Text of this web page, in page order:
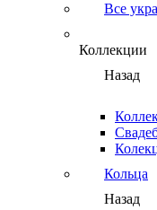
Все
Коллекции
Назад
Кольца
Назад